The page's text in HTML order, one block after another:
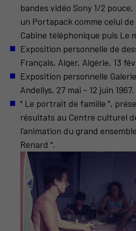
bandes vidéo Sony 1/2
un Portapack comme celui
Cabine téléphonique puis Le
Exposition personnelle de
Français, Alger, Algérie, 13
Exposition personnelle
Andellys, 27 mai - 12 juin 1967.
" Le portrait de famille ",
résultats au Centre culturel
l’animation du grand
Renard ".